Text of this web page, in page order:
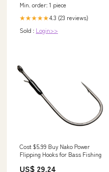
Min. order: 1 piece
★★★★★4.3 (23 reviews)
Sold : Login>>
Cost $5.99 Buy Nako Power
Flipping Hooks for Bass Fishing
US$ 29.24